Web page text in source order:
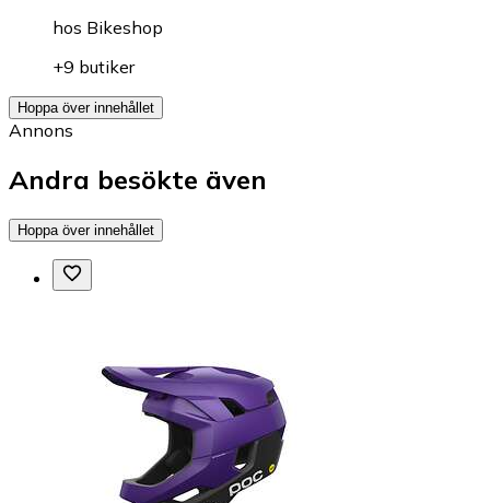
hos Bikeshop
+9 butiker
Hoppa över innehållet
Annons
Andra besökte även
Hoppa över innehållet